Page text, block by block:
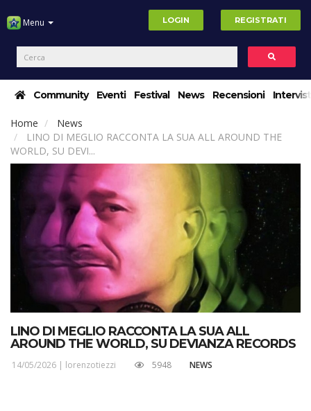
Menu LOGIN REGISTRATI
Community Eventi Festival News Recensioni
Home
News
LINO DI MEGLIO RACCONTA LA SUA ALL AROUND THE
WORLD, SU DEVI...
LINO DI MEGLIO RACCONTA LA SUA ALL
AROUND THE WORLD, SU DEVIANZA RECORDS
14/05/2026 | lorenzotiezzi 5948 NEWS